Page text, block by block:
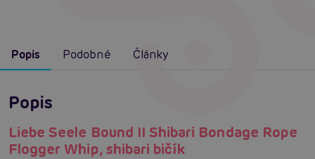
Popis Podobné Články
Popis
Liebe Seele Bound II Shibari Bondage Rope
Flogger Whip, shibari bičík